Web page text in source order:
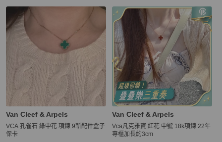
Van Cleef & Arpels
VCA 孔雀石 綠中花 項鍊 9新配件盒子
保卡
Van Cleef & Arpels
Vca凡克雅寶 紅花 中號 18k項鍊 22年
專櫃加長約3cm